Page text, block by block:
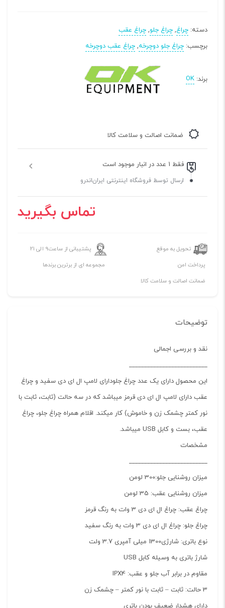
دسته: چراغ, چراغ جلو, چراغ عقب
برچسب: چراغ جلو دوچرخه, چراغ عقب دوچرخه
برند: OK
ضمانت اصالت و سلامت کالا
فقط 1 عدد در انبار موجود است
ارسال توسط فروشگاه اینترنتی ایران‌اندرو
تماس بگیرید
تحویل به موقع پشتیبانی از ساعت9 الی 21
پرداخت امن
مجموعه ای از برترین برندها
ضمانت اصالت و سلامت کالا
توضیحات
نقد و بررسی اجمالی
__________________________
این محصول دارای یک عدد چراغ جلودارای لامپ ال ای دی سفید و چراغ
عقب دارای لامپ ال ای دی قرمز میباشد که در سه حالت (ثابت، ثابت با
نور کمتر چشمک زن و خاموش) کار میکند. اقلام همراه چراغ جلو، چراغ
عقب، بست و کابل USB میباشد.
مشخصات
__________________________
میزان روشنایی جلو:300 لومن
میزان روشنایی عقب: 35 لومن
چراغ عقب: چراغ ال ای دی 3 وات به رنگ قرمز
چراغ جلو: چراغ ال ای دی 3 وات به رنگ سفید
نوع باتری: شارژی1300 میلی آمپری 3.7 ولت
شارژ باتری به وسیله کابل USB
مقاوم در برابر آب جلو و عقب: IPX4
3 حالت: ثابت – ثابت با نور کمتر – چشمک زن
دارای هشدار ضعیف بودن باتری